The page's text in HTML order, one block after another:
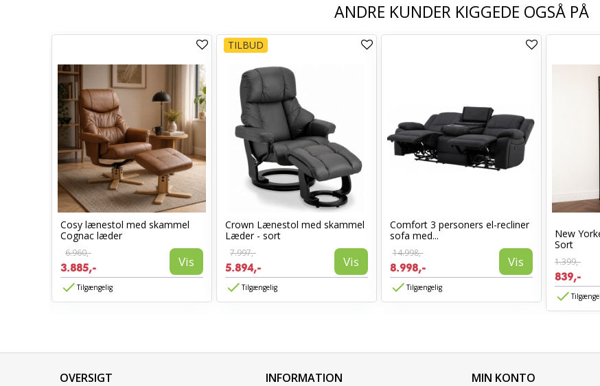
ANDRE KUNDER KIGGEDE OGSÅ PÅ
Cosy lænestol med skammel
Cognac læder
6.960,-
3.885,- Vis
Tilgængelig
TILBUD
Crown Lænestol med skammel
Læder - sort
7.997,-
5.894,- Vis
Tilgængelig
Comfort 3 personers el-recliner
sofa med...
14.998,-
8.998,- Vis
Tilgængelig
New
Sort
1.399,-
839,-
OVERSIGT INFORMATION MIN KONTO